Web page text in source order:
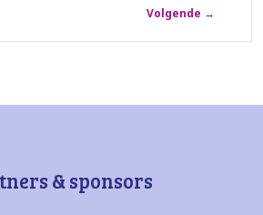
Volgende →
& sponsors